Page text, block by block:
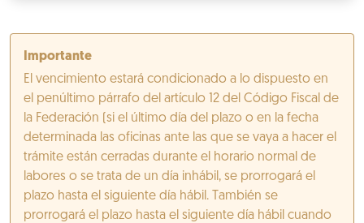
Importante
El vencimiento estará condicionado a lo dispuesto en
el penúltimo párrafo del artículo 12 del Código Fiscal de
la Federación (si el último día del plazo o en la fecha
determinada las oficinas ante las que se vaya a hacer el
trámite están cerradas durante el horario normal de
labores o se trata de un día inhábil, se prorrogará el
plazo hasta el siguiente día hábil. También se
prorrogará el plazo hasta el siguiente día hábil cuando